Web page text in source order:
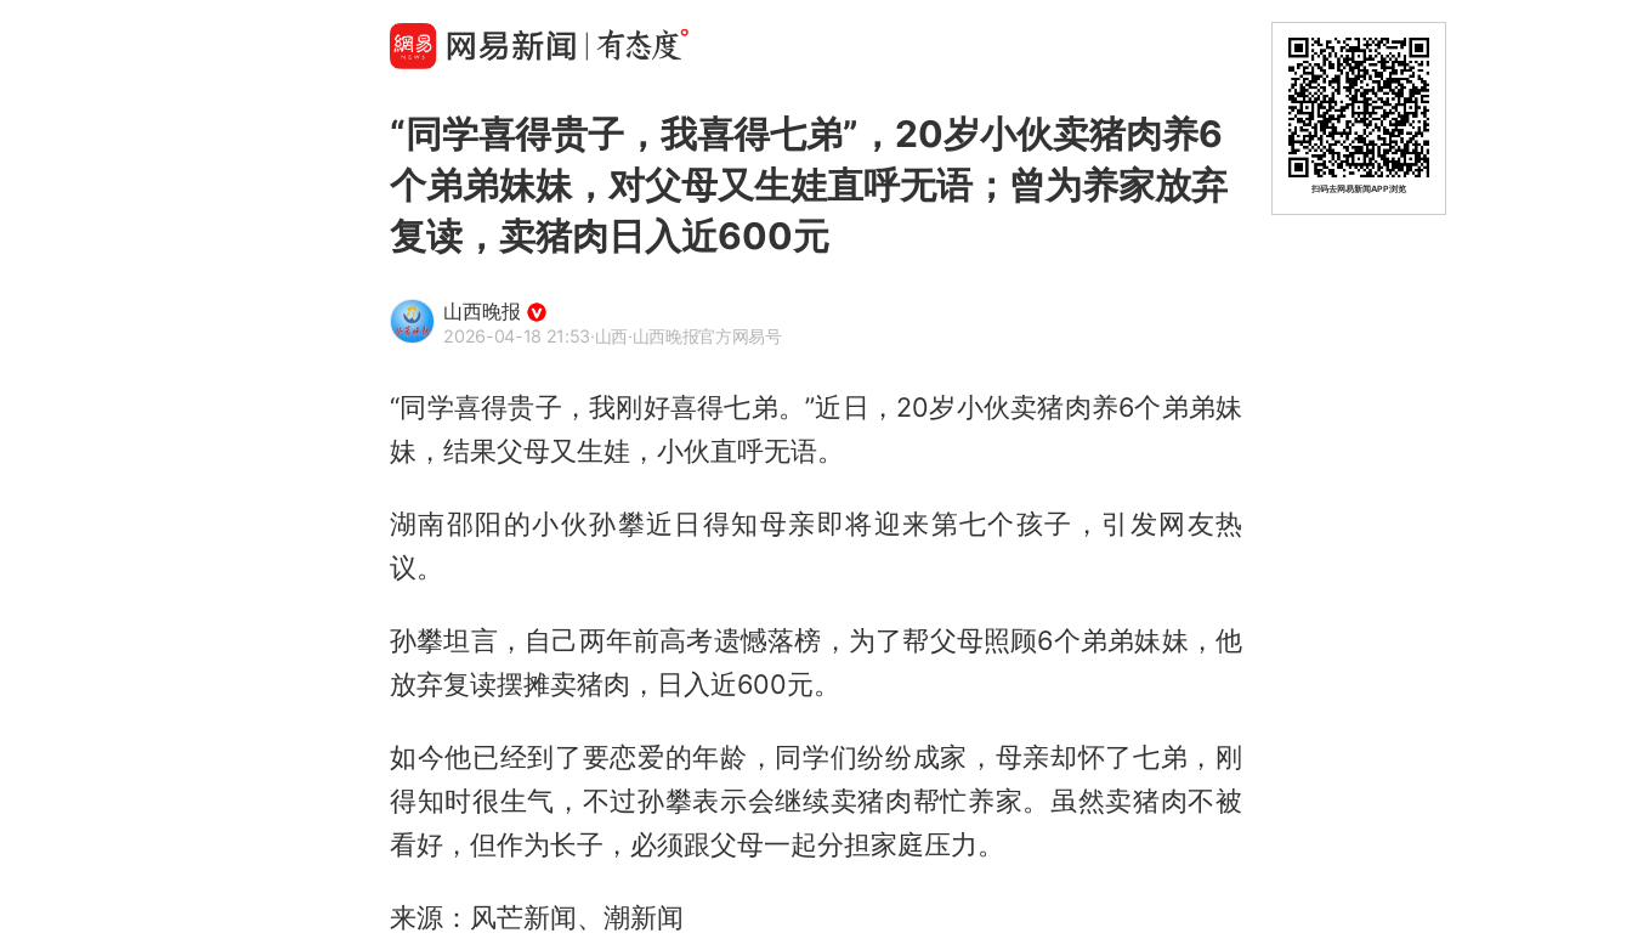
“同学喜得贵子，我喜得七弟”，20岁小伙卖猪肉养6
个弟弟妹妹，对父母又生娃直呼无语；曾为养家放弃
复读，卖猪肉日入近600元
山西晚报
2026-04-18 21:53·山西·山西晚报官方网易号
“同学喜得贵子，我刚好喜得七弟。”近日，20岁小伙卖猪肉养6个弟弟妹
妹，结果父母又生娃，小伙直呼无语。
湖南邵阳的小伙孙攀近日得知母亲即将迎来第七个孩子，引发网友热
议。
孙攀坦言，自己两年前高考遗憾落榜，为了帮父母照顾6个弟弟妹妹，他
放弃复读摆摊卖猪肉，日入近600元。
如今他已经到了要恋爱的年龄，同学们纷纷成家，母亲却怀了七弟，刚
得知时很生气，不过孙攀表示会继续卖猪肉帮忙养家。虽然卖猪肉不被
看好，但作为长子，必须跟父母一起分担家庭压力。
来源：风芒新闻、潮新闻
扫码去网易新闻APP浏览